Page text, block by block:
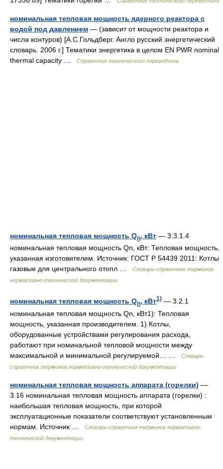
номинальная тепловая мощность ядерного реактора с
водой под давлением — (зависит от мощности реактора и
числа контуров) [А.С.Гольдберг. Англо русский энергетический
словарь. 2006 г.] Тематики энергетика в целом EN PWR nominal
thermal capacity …
Справочник технического переводчика
номинальная тепловая мощность Qn, кВт — 3.3.1.4
номинальная тепловая мощность Qn, кВт: Тепловая мощность,
указанная изготовителем. Источник: ГОСТ Р 54439 2011: Котлы
газовые для центрального отопл …
Словарь-справочник терминов
нормативно-технической документации
номинальная тепловая мощность Qn, кВт1) — 3.2.1
номинальная тепловая мощность Qn, кВт1): Тепловая
мощность, указанная производителем. 1) Котлы,
оборудованные устройствами регулирования расхода,
работают при номинальной тепловой мощности между
максимальной и минимальной регулируемой… …
Словарь-
справочник терминов нормативно-технической документации
номинальная тепловая мощность аппарата (горелки) —
3.16 номинальная тепловая мощность аппарата (горелки) :
наибольшая тепловая мощность, при которой
эксплуатационные показатели соответствуют установленным
нормам. Источник …
Словарь-справочник терминов нормативно-
технической документации